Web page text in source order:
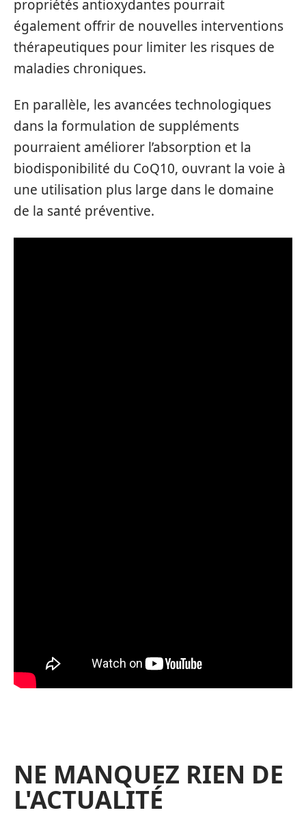
propriétés antioxydantes pourrait
également offrir de nouvelles interventions
thérapeutiques pour limiter les risques de
maladies chroniques.
En parallèle, les avancées technologiques
dans la formulation de suppléments
pourraient améliorer l’absorption et la
biodisponibilité du CoQ10, ouvrant la voie à
une utilisation plus large dans le domaine
de la santé préventive.
NE MANQUEZ RIEN DE
L'ACTUALITÉ